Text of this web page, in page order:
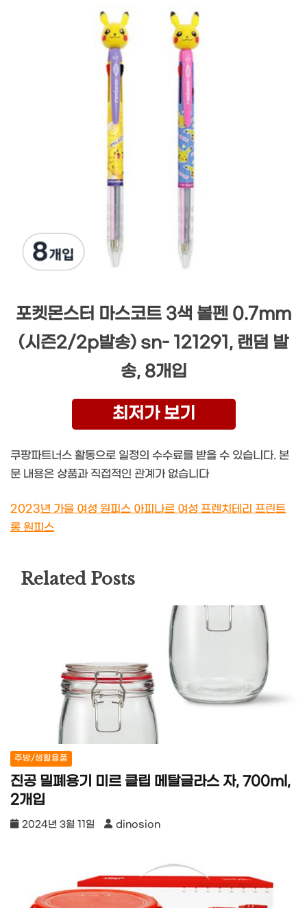
포켓몬스터 마스코트 3색 볼펜 0.7mm
(시즌2/2p발송) sn- 121291, 랜덤 발
송, 8개입
최저가 보기
쿠팡파트너스 활동으로 일정의 수수료를 받을 수 있습니다. 본
문 내용은 상품과 직접적인 관계가 없습니다
2023년 가을 여성 원피스 아피나르 여성 프렌치테리 프린트
롱 원피스
Related Posts
주방/생활용품
진공 밀폐용기 미르 클립 메탈글라스 자, 700ml,
2개입
2024년 3월 11일 dinosion